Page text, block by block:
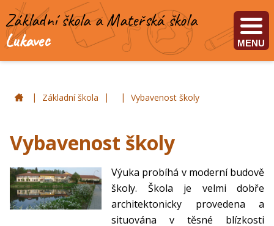
Základní škola a Mateřská škola
Lukavec
MENU
ZŠ a MŠ Lukavec
| Základní škola | | Vybavenost školy
Vybavenost školy
Výuka probíhá v moderní budově
školy. Škola je velmi dobře
architektonicky provedena a
situována v těsné blízkosti